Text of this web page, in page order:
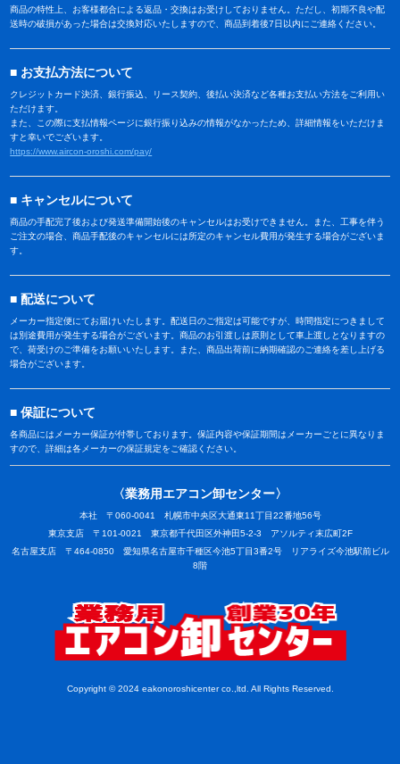
商品の特性上、お客様都合による返品・交換はお受けしておりません。ただし、初期不良や配
送時の破損があった場合は交換対応いたしますので、商品到着後7日以内にご連絡ください。
お支払方法について
クレジットカード決済、銀行振込、リース契約、後払い決済など各種お支払い方法をご利用い
ただけます。
また、この際に支払情報ページに銀行振り込みの情報がなかったため、詳細情報をいただけま
すと幸いでございます。
https://www.aircon-oroshi.com/pay/
キャンセルについて
商品の手配完了後および発送準備開始後のキャンセルはお受けできません。また、工事を伴う
ご注文の場合、商品手配後のキャンセルには所定のキャンセル費用が発生する場合がございま
す。
配送について
メーカー指定便にてお届けいたします。配送日のご指定は可能ですが、時間指定につきまして
は別途費用が発生する場合がございます。商品のお引渡しは原則として車上渡しとなりますの
で、荷受けのご準備をお願いいたします。また、商品出荷前に納期確認のご連絡を差し上げる
場合がございます。
保証について
各商品にはメーカー保証が付帯しております。保証内容や保証期間はメーカーごとに異なりま
すので、詳細は各メーカーの保証規定をご確認ください。
〈業務用エアコン卸センター〉
本社 〒060-0041 札幌市中央区大通東11丁目22番地56号
東京支店 〒101-0021 東京都千代田区外神田5-2-3 アソルティ末広町2F
名古屋支店 〒464-0850 愛知県名古屋市千種区今池5丁目3番2号 リアライズ今池駅前ビル
8階
Copyright © 2024 eakonoroshicenter co.,ltd. All Rights Reserved.